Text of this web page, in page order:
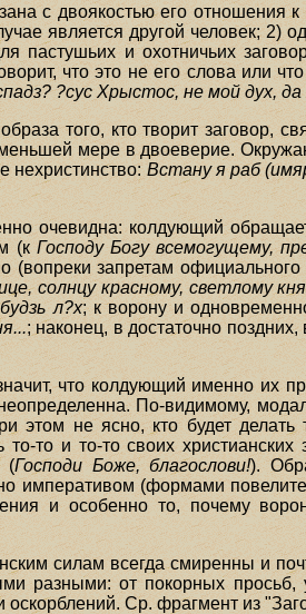
с двоякостью его отношения
является другой человек; 2)
пастушьих и охотничьих
что это не его слова или
?сус Хрыстос, не мой дух, да
того, кто творит заговор,
мере в двоеверие.
нехристинство: Встану я раб
очевидна: колдующий
(к Господу Богу всемогущему,
(вопреки запретам
солнцу красному, светлому
л?х; к ворону и
; наконец, в достаточно
что колдующий именно их
По-видимому,
этом не ясно, кто будет
то и то-то своих
(Господи Боже, благослови!).
императивом (формами
и особенно то, почему
силам всегда смиренны и
разными: от покорных просьб,
оскорблений. Ср. фрагмент из